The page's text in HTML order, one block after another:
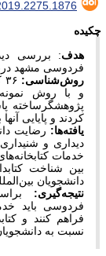
چکیده
هدف: بررسی
فردوسی مشهد
روش‌شناسی:
و با روش
پژوهشگرساخته
کردند و پایایی
یافته‌ها: رضایت
دیداری و
خدمات
بین شناخت
دانشجویان
نتیجه‌گیری:
فردوسی باید
فراهم کنند و
نسبت به